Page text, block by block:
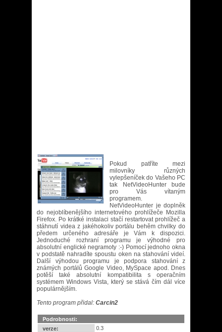
Pokud patříte mezi
milovníky různých
vylepšeníček do Vašeho PC
tak NetVideoHunter bude
pro Vás vítaným
programem.
NetVideoHunter je doplněk
do nejoblíbenějšího internetového prohlížeče Mozilla
Firefox. Po krátké instalaci stačí restartovat prohlížeč a
stáhnutí videa z jakéhokoliv portálu behěm chvilky do
předem určeného adresáře je Vám k dispozici.
Jednoduché rozhraní programu je výhodné pro
absolutní englické negramoty :-) Pomocí jednoho okna
v podstatě nahradíte spoustu oken na stahování videí.
Další výhodou programu je podpora stahování z
známých portálů Google Video, MySpace apod. Dnes
potěší také absolutní kompatibilita s operačním
systémem Windows Vista, který se stává čím dál více
populárnějším.
Tento program přidal: Carcin2
Podrobnosti:
verze:
0.3